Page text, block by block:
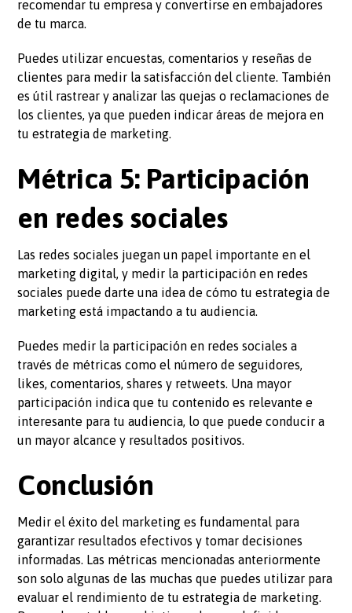
recomendar tu empresa y convertirse en embajadores
de tu marca.
Puedes utilizar encuestas, comentarios y reseñas de
clientes para medir la satisfacción del cliente. También
es útil rastrear y analizar las quejas o reclamaciones de
los clientes, ya que pueden indicar áreas de mejora en
tu estrategia de marketing.
Métrica 5: Participación
en redes sociales
Las redes sociales juegan un papel importante en el
marketing digital, y medir la participación en redes
sociales puede darte una idea de cómo tu estrategia de
marketing está impactando a tu audiencia.
Puedes medir la participación en redes sociales a
través de métricas como el número de seguidores,
likes, comentarios, shares y retweets. Una mayor
participación indica que tu contenido es relevante e
interesante para tu audiencia, lo que puede conducir a
un mayor alcance y resultados positivos.
Conclusión
Medir el éxito del marketing es fundamental para
garantizar resultados efectivos y tomar decisiones
informadas. Las métricas mencionadas anteriormente
son solo algunas de las muchas que puedes utilizar para
evaluar el rendimiento de tu estrategia de marketing.